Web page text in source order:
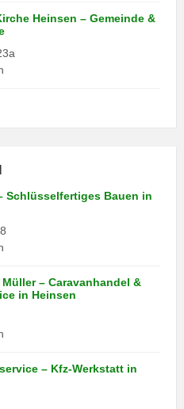
Heinsen – Gemeinde &
Schlüsselfertiges Bauen in
Müller – Caravanhandel &
in Heinsen
– Kfz-Werkstatt in